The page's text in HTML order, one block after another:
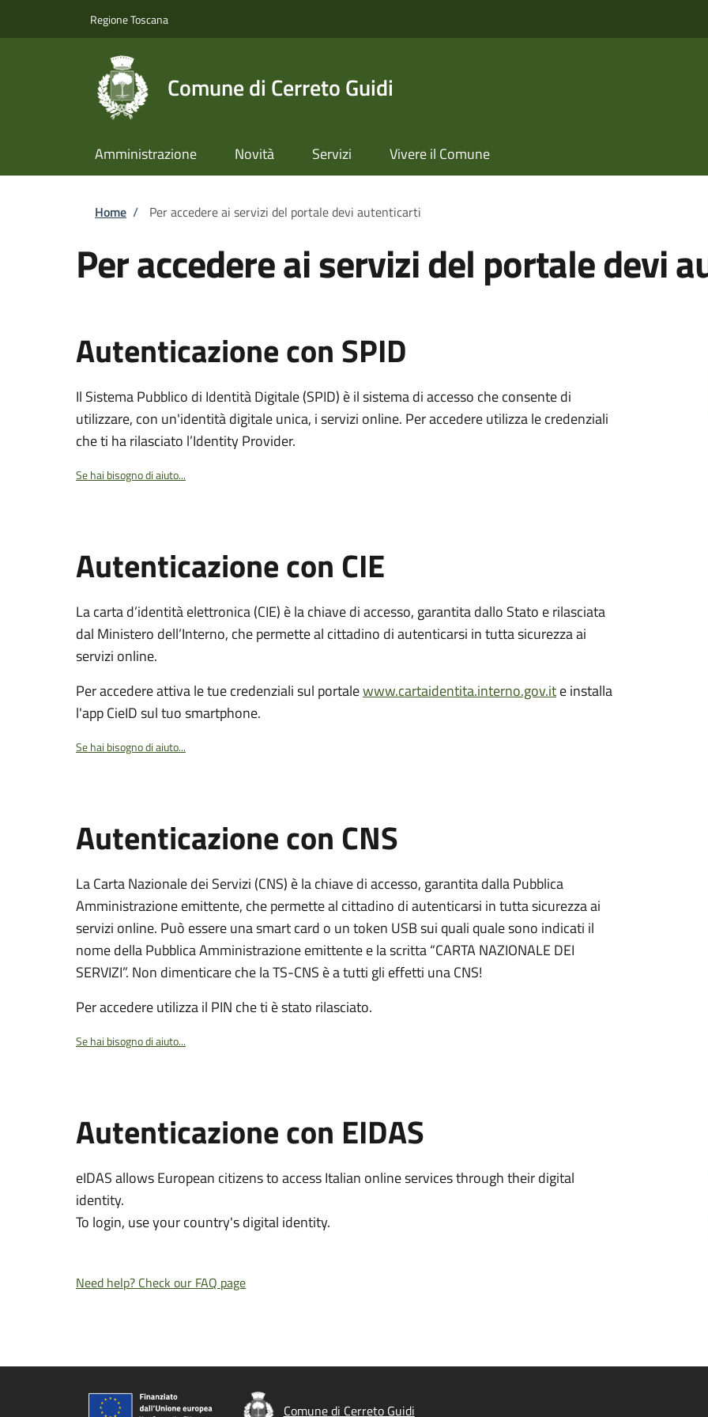
Regione Toscana
Comune di Cerreto Guidi
Amministrazione Novità Servizi Vivere il Comune
Briciole di pane
Home / Per accedere ai servizi del portale devi autenticarti
Per accedere ai servizi del portale devi
Autenticazione con SPID
Il Sistema Pubblico di Identità Digitale (SPID) è il sistema di accesso che consente di
utilizzare, con un'identità digitale unica, i servizi online. Per accedere utilizza le credenziali
che ti ha rilasciato l’Identity Provider.
Se hai bisogno di aiuto...
Autenticazione con CIE
La carta d’identità elettronica (CIE) è la chiave di accesso, garantita dallo Stato e rilasciata
dal Ministero dell’Interno, che permette al cittadino di autenticarsi in tutta sicurezza ai
servizi online.
Per accedere attiva le tue credenziali sul portalewww.cartaidentita.interno.gov.ite installa
l'app CieID sul tuo smartphone.
Se hai bisogno di aiuto...
Autenticazione con CNS
La Carta Nazionale dei Servizi (CNS) è la chiave di accesso, garantita dalla Pubblica
Amministrazione emittente, che permette al cittadino di autenticarsi in tutta sicurezza ai
servizi online. Può essere una smart card o un token USB sui quali quale sono indicati il
nome della Pubblica Amministrazione emittente e la scritta “CARTA NAZIONALE DEI
SERVIZI”. Non dimenticare che la TS-CNS è a tutti gli effetti una CNS!
Per accedere utilizza il PIN che ti è stato rilasciato.
Se hai bisogno di aiuto...
Autenticazione con EIDAS
eIDAS allows European citizens to access Italian online services through their digital
identity.
To login, use your country's digital identity.
Need help? Check our FAQ page
Comune di Cerreto Guidi